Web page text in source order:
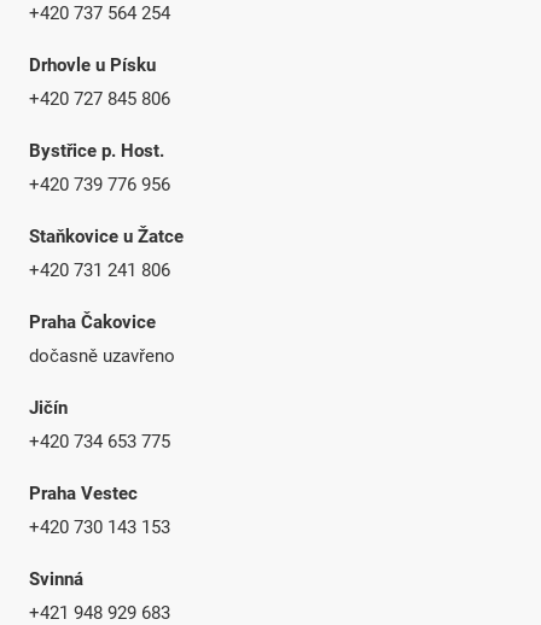
+420 737 564 254
Drhovle u Písku
+420 727 845 806
Bystřice p. Host.
+420 739 776 956
Staňkovice u Žatce
+420 731 241 806
Praha Čakovice
dočasně uzavřeno
Jičín
+420 734 653 775
Praha Vestec
+420 730 143 153
Svinná
+421 948 929 683